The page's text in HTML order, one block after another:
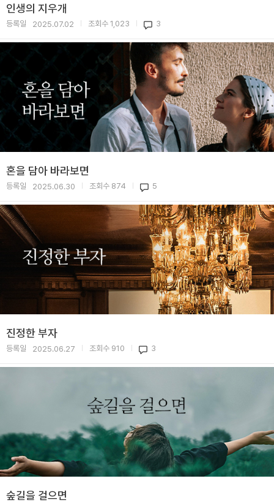
인생의 지우개
등록일 2025.07.02 조회수 1,023 3
혼을 담아 바라보면
등록일 2025.06.30 조회수 874 5
진정한 부자
등록일 2025.06.27 조회수 910 3
숲길을 걸으면